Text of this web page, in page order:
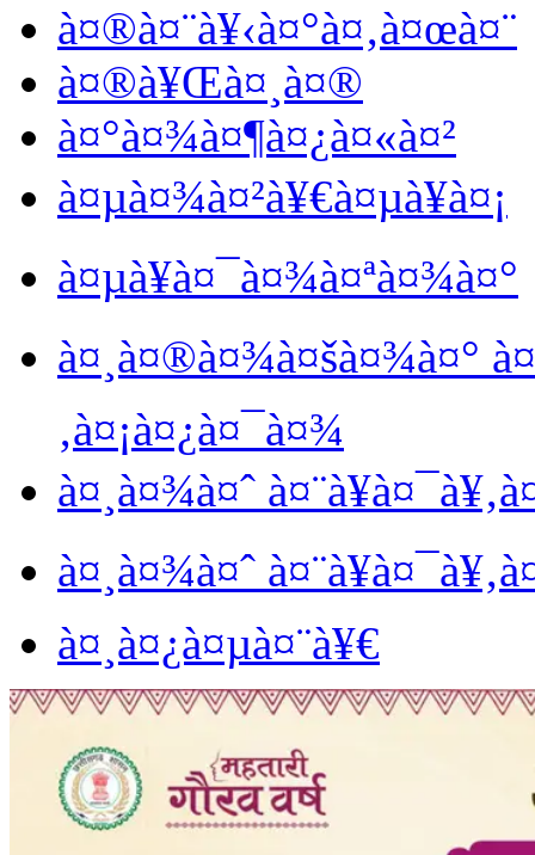
à¤®à¤¨à¥‹à¤°à¤‚à¤œà¤¨
à¤®à¥Œà¤¸à¤®
à¤°à¤¾à¤¶à¤¿à¤«à¤²
à¤µà¤¾à¤²à¥€à¤µà¥à¤¡
à¤µà¥à¤¯à¤¾à¤ªà¤¾à¤°
à¤¸à¤®à¤¾à¤šà¤¾à¤°
‚à¤¡à¤¿à¤¯à¤¾
à¤¸à¤¾à¤ˆ
à¤¸à¤¾à¤ˆ
à¤¸à¤¿à¤µà¤¨à¥€